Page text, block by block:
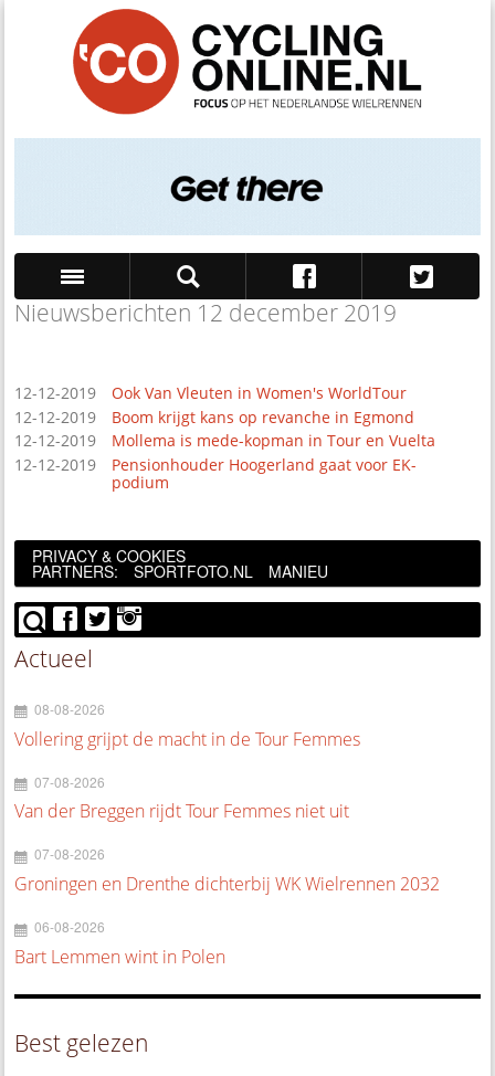
Nieuwsberichten 12 december 2019
12-12-2019
Ook Van Vleuten in Women's WorldTour
12-12-2019
Boom krijgt kans op revanche in Egmond
12-12-2019
Mollema is mede-kopman in Tour en Vuelta
12-12-2019
Pensionhouder Hoogerland gaat voor EK-
podium
PRIVACY & COOKIES
PARTNERS: SPORTFOTO.NL MANIEU
Actueel
08-08-2026
Vollering grijpt de macht in de Tour Femmes
07-08-2026
Van der Breggen rijdt Tour Femmes niet uit
07-08-2026
Groningen en Drenthe dichterbij WK Wielrennen 2032
06-08-2026
Bart Lemmen wint in Polen
Best gelezen